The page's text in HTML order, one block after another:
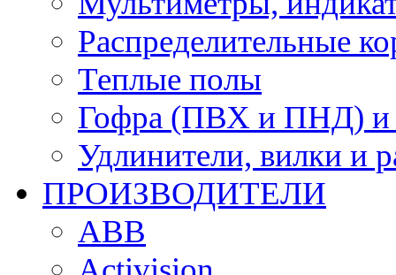
Распределительные
Теплые полы
Гофра (ПВХ и ПНД) и
Удлинители, вилки и
ПРОИЗВОДИТЕЛИ
ABB